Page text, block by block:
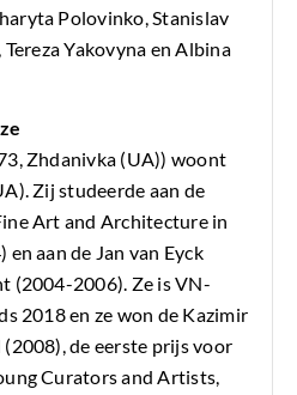
Polovinko, Stanislav
Yakovyna en Albina
Zhdanivka (UA)) woont
Zij studeerde aan de
Art and Architecture in
aan de Jan van Eyck
(2004-2006). Ze is VN-
2018 en ze won de Kazimir
de eerste prijs voor
Curators and Artists,